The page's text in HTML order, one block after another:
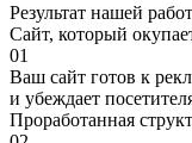
Результат нашей
Сайт, который
01
Ваш сайт готов к
и убеждает
Проработанная